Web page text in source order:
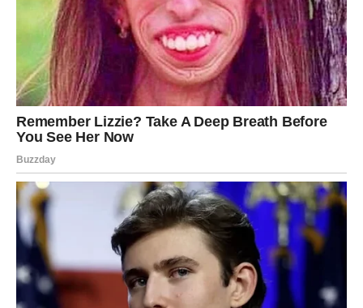
Neko će dobiti priliku da promeni mesto stanovanja.
Neko će upoznati osobu koja će potpuno promeniti
njegov pogled na budućnost.
Ovo je period kada intuicija postaje vaše najjače oružje.
Nemojte ignorisati unutrašnji glas.
Ako osećate da treba nešto da promenite – učinite to.
Finansije se popravljaju kroz dodatni posao ili iznenadan
prihod.